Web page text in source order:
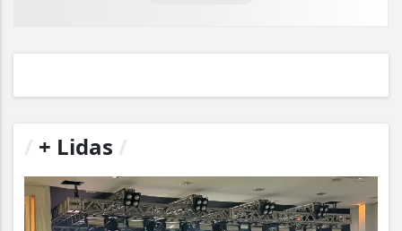
+ Lidas